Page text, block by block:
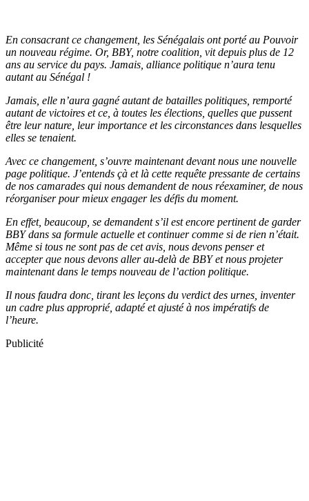
En consacrant ce changement, les Sénégalais ont porté au Pouvoir
un nouveau régime. Or, BBY, notre coalition, vit depuis plus de 12
ans au service du pays. Jamais, alliance politique n’aura tenu
autant au Sénégal !
Jamais, elle n’aura gagné autant de batailles politiques, remporté
autant de victoires et ce, à toutes les élections, quelles que pussent
être leur nature, leur importance et les circonstances dans lesquelles
elles se tenaient.
Avec ce changement, s’ouvre maintenant devant nous une nouvelle
page politique. J’entends çà et là cette requête pressante de certains
de nos camarades qui nous demandent de nous réexaminer, de nous
réorganiser pour mieux engager les défis du moment.
En effet, beaucoup, se demandent s’il est encore pertinent de garder
BBY dans sa formule actuelle et continuer comme si de rien n’était.
Même si tous ne sont pas de cet avis, nous devons penser et
accepter que nous devons aller au-delà de BBY et nous projeter
maintenant dans le temps nouveau de l’action politique.
Il nous faudra donc, tirant les leçons du verdict des urnes, inventer
un cadre plus approprié, adapté et ajusté à nos impératifs de
l’heure.
Publicité